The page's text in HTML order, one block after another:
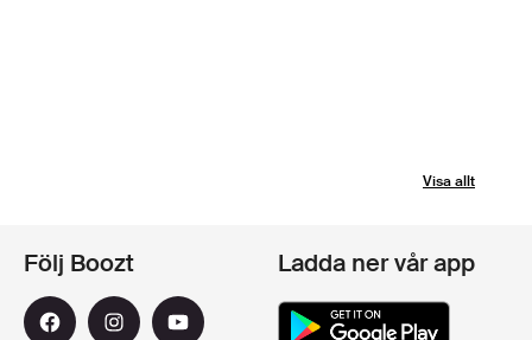
Visa allt
Följ Boozt Ladda ner vår app